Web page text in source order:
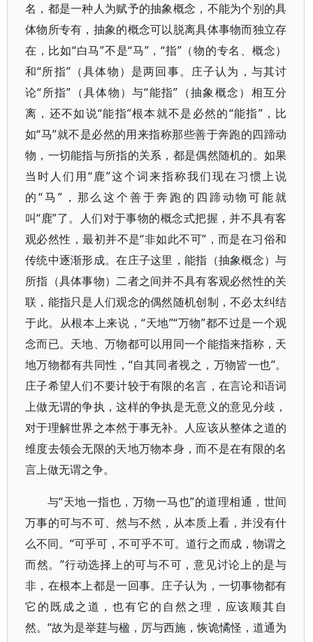
名，都是一种人为赋予的抽象概念，不能为个别的具
体物所专有，抽象的概念可以脱离具体事物而独立存
在，比如“白马”不是“马”，“指”（物的专名、概念）
和“所指”（具体物）是两回事。庄子认为，与其讨
论“所指”（具体物）与“能指”（抽象概念）相互分
离，还不如说“能指”根本就不是必然的“能指”，比
如“马”就不是必然的用来指称那些善于奔跑的四蹄动
物，一切能指与所指的关系，都是偶然随机的。如果
当时人们用“鹿”这个词来指称我们现在习惯上说
的“马”，那么这个善于奔跑的四蹄动物可能就
叫“鹿”了。人们对于事物的概念式把握，并不具有客
观必然性，最初并不是“非如此不可”，而是在习俗和
传统中逐渐形成。在庄子这里，能指（抽象概念）与
所指（具体事物）二者之间并不具有客观必然性的关
联，能指只是人们观念的偶然随机创制，不必太纠结
于此。从根本上来说，“天地”“万物”都不过是一个观
念而已。天地、万物都可以用同一个能指来指称，天
地万物都有共同性，“自其同者视之，万物皆一也”。
庄子希望人们不要计较于有限的名言，在言论和语词
上做无谓的争执，这样的争执是无意义的意见分歧，
对于理解世界之本然于事无补。人应该从整体之道的
维度去领会无限的天地万物本身，而不是在有限的名
言上做无谓之争。
与“天地一指也，万物一马也”的道理相通，世间
万事的可与不可、然与不然，从本质上看，并没有什
么不同。“可乎可，不可乎不可。道行之而成，物谓之
而然。”行动选择上的可与不可，意见讨论上的是与
非，在根本上都是一回事。庄子认为，一切事物都有
它的既成之道，也有它的自然之理，应该顺其自
然。“故为是举莛与楹，厉与西施，恢诡憰怪，道通为